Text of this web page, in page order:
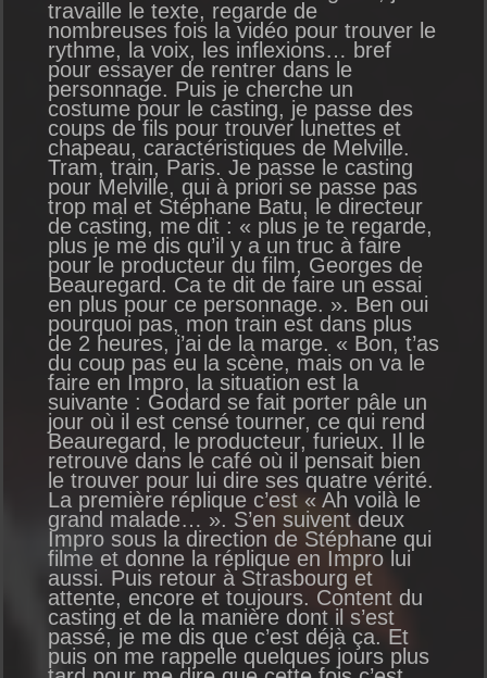
travaille le texte, regarde de
nombreuses fois la vidéo pour trouver le
rythme, la voix, les inflexions… bref
pour essayer de rentrer dans le
personnage. Puis je cherche un
costume pour le casting, je passe des
coups de fils pour trouver lunettes et
chapeau, caractéristiques de Melville.
Tram, train, Paris. Je passe le casting
pour Melville, qui à priori se passe pas
trop mal et Stéphane Batu, le directeur
de casting, me dit : « plus je te regarde,
plus je me dis qu’il y a un truc à faire
pour le producteur du film, Georges de
Beauregard. Ca te dit de faire un essai
en plus pour ce personnage. ». Ben oui
pourquoi pas, mon train est dans plus
de 2 heures, j’ai de la marge. « Bon, t’as
du coup pas eu la scène, mais on va le
faire en Impro, la situation est la
suivante : Godard se fait porter pâle un
jour où il est censé tourner, ce qui rend
Beauregard, le producteur, furieux. Il le
retrouve dans le café où il pensait bien
le trouver pour lui dire ses quatre vérité.
La première réplique c’est « Ah voilà le
grand malade… ». S’en suivent deux
Impro sous la direction de Stéphane qui
filme et donne la réplique en Impro lui
aussi. Puis retour à Strasbourg et
attente, encore et toujours. Content du
casting et de la manière dont il s’est
passé, je me dis que c’est déjà ça. Et
puis on me rappelle quelques jours plus